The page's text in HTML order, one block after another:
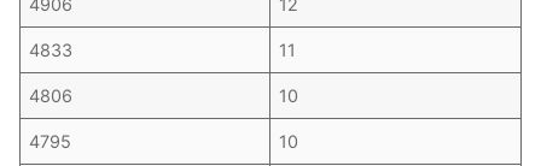
4833 11
4806 10
4795 10